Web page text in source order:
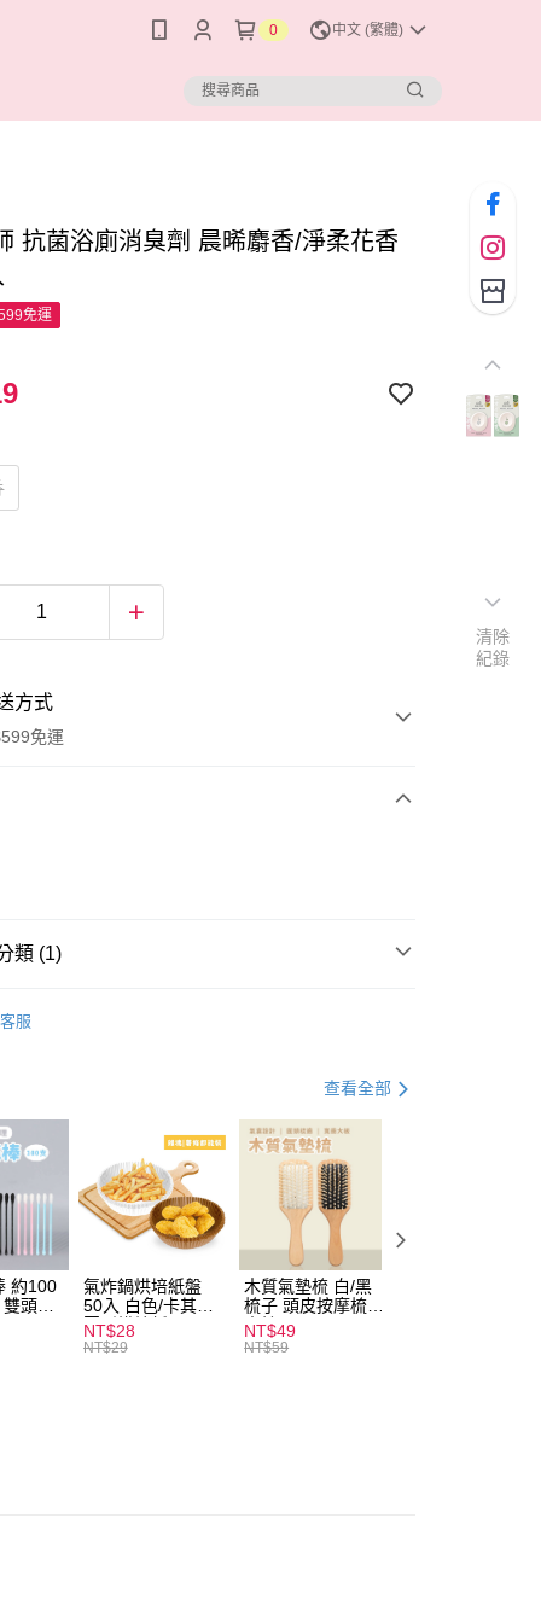
0 中文 (繁體)
抗菌浴廁消臭劑 晨晞麝香/淨柔花香
免運
方式
免運
款
滿NT$599(含以上)免運費
取貨
滿NT$599(含以上)免運費
類 (1)
客服
查看全部
約100
頭棉
氣炸鍋烘培紙盤
50入 白色/卡其色
圓形烘焙紙
NT$28
NT$29
木質氣墊梳 白/黑
梳子 頭皮按摩梳
木梳
NT$49
NT$59
清除
紀錄